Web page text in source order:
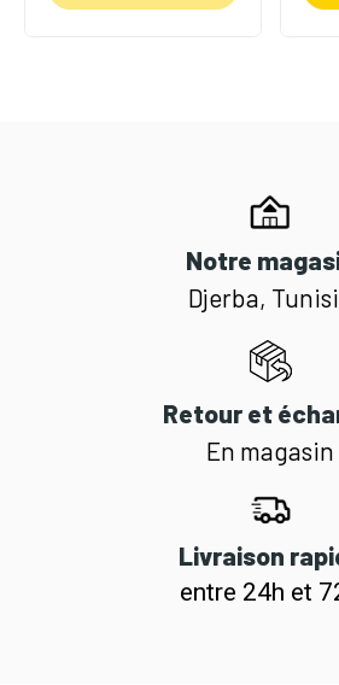
Notre
Djerba,
Retour et
En magasin
Livraison
entre 24h et